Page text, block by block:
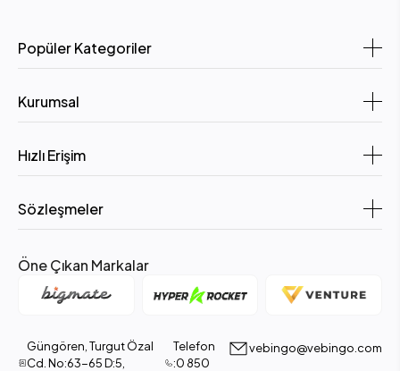
Popüler Kategoriler
Kurumsal
Hızlı Erişim
Sözleşmeler
Öne Çıkan Markalar
Güngören, Turgut Özal
Cd. No:63-65 D:5,
Telefon
:0 850
vebingo@vebingo.com